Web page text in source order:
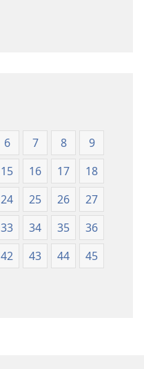
(Yenye
Ilirekebishwa
ya
2018)
(Yenye
Ilirekebishwa
ya
2018)
6 7 8
9
15 16 17
18
24 25 26
27
33 34 35
36
42 43 44
45